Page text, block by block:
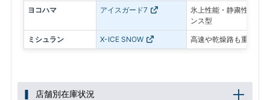
ヨコハマ アイスガード7
氷上性能・静粛性・ロ
ンス型
ミシュラン X-ICE SNOW 高速や乾燥路も重視し
店舗別在庫状況